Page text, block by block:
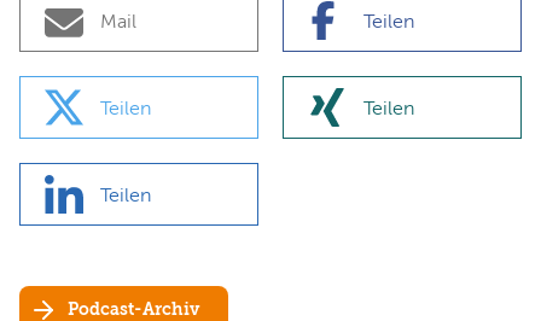
Mail Teilen
Teilen Teilen
Teilen
Podcast-Archiv